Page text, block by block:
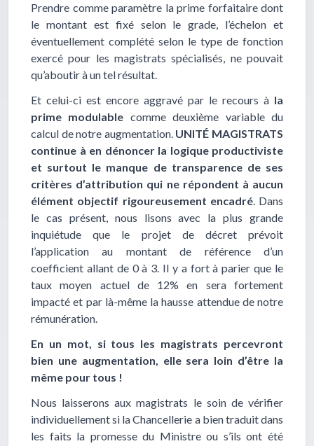
Prendre comme paramètre la prime forfaitaire dont
le montant est fixé selon le grade, l’échelon et
éventuellement complété selon le type de fonction
exercé pour les magistrats spécialisés, ne pouvait
qu’aboutir à un tel résultat.
Et celui-ci est encore aggravé par le recours à la
prime modulable comme deuxième variable du
calcul de notre augmentation. UNITÉ MAGISTRATS
continue à en dénoncer la logique productiviste
et surtout le manque de transparence de ses
critères d’attribution qui ne répondent à aucun
élément objectif rigoureusement encadré. Dans
le cas présent, nous lisons avec la plus grande
inquiétude que le projet de décret prévoit
l’application au montant de référence d’un
coefficient allant de 0 à 3. Il y a fort à parier que le
taux moyen actuel de 12% en sera fortement
impacté et par là-même la hausse attendue de notre
rémunération.
En un mot, si tous les magistrats percevront
bien une augmentation, elle sera loin d’être la
même pour tous !
Nous laisserons aux magistrats le soin de vérifier
individuellement si la Chancellerie a bien traduit dans
les faits la promesse du Ministre ou s’ils ont été